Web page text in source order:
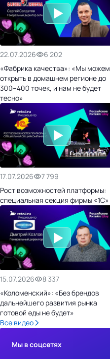
22.07.2026
6 202
«Фабрика качества»: «Мы можем
открыть в домашнем регионе до
300–400 точек, и нам не будет
тесно»
17.07.2026
7 799
Рост возможностей платформы:
специальная секция фирмы «1С»
15.07.2026
8 337
«Коломенский»: «Без брендов
дальнейшего развития рынка
готовой еды не будет»
Все видео
Мы в соцсетях